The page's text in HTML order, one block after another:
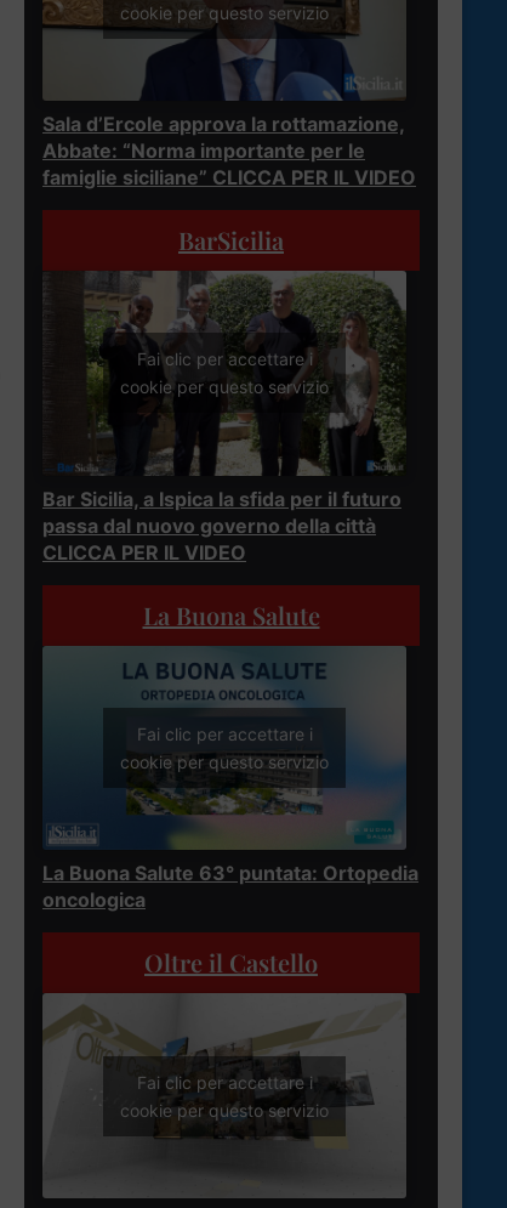
cookie per questo servizio
Sala d’Ercole approva la rottamazione,
Abbate: “Norma importante per le
famiglie siciliane” CLICCA PER IL VIDEO
BarSicilia
Fai clic per accettare i
cookie per questo servizio
Bar Sicilia, a Ispica la sfida per il futuro
passa dal nuovo governo della città
CLICCA PER IL VIDEO
La Buona Salute
Fai clic per accettare i
cookie per questo servizio
La Buona Salute 63° puntata: Ortopedia
oncologica
Oltre il Castello
Fai clic per accettare i
cookie per questo servizio